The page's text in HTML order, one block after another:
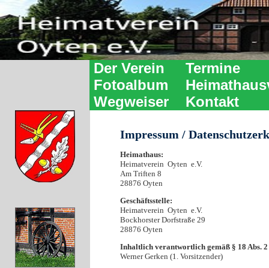
Der Verein
Termine
Fotoalbum
Wegweiser
Kontakt
Impressum /
Heimathaus:
Heimatverein Oyten e.V.
Am Triften 8
28876 Oyten
Geschäftsstelle:
Heimatverein Oyten e.V.
Bockhorster Dorfstraße 29
28876 Oyten
Inhaltlich verantwortlich gemäß § 18 Abs.
Werner Gerken (1. Vorsitzender)